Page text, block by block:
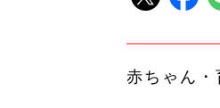
赤ちゃん